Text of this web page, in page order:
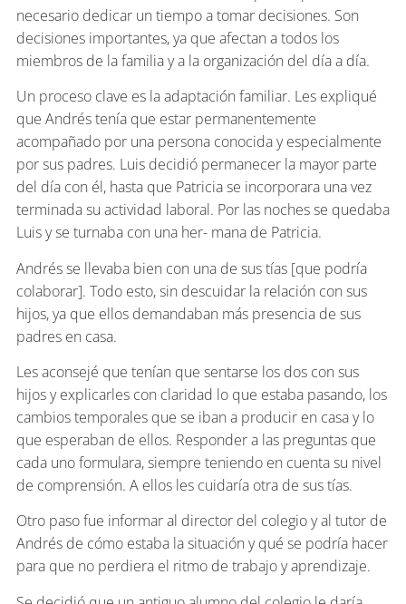
necesario dedicar un tiempo a tomar decisiones. Son
decisiones importantes, ya que afectan a todos los
miembros de la familia y a la organización del día a día.
Un proceso clave es la adaptación familiar. Les expliqué
que Andrés tenía que estar permanentemente
acompañado por una persona conocida y especialmente
por sus padres. Luis decidió permanecer la mayor parte
del día con él, hasta que Patricia se incorporara una vez
terminada su actividad laboral. Por las noches se quedaba
Luis y se turnaba con una her- mana de Patricia.
Andrés se llevaba bien con una de sus tías [que podría
colaborar]. Todo esto, sin descuidar la relación con sus
hijos, ya que ellos demandaban más presencia de sus
padres en casa.
Les aconsejé que tenían que sentarse los dos con sus
hijos y explicarles con claridad lo que estaba pasando, los
cambios temporales que se iban a producir en casa y lo
que esperaban de ellos. Responder a las preguntas que
cada uno formulara, siempre teniendo en cuenta su nivel
de comprensión. A ellos les cuidaría otra de sus tías.
Otro paso fue informar al director del colegio y al tutor de
Andrés de cómo estaba la situación y qué se podría hacer
para que no perdiera el ritmo de trabajo y aprendizaje.